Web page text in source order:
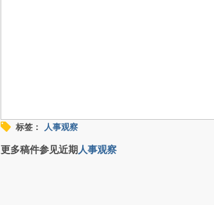
标签： 人事观察
更多稿件参见近期人事观察